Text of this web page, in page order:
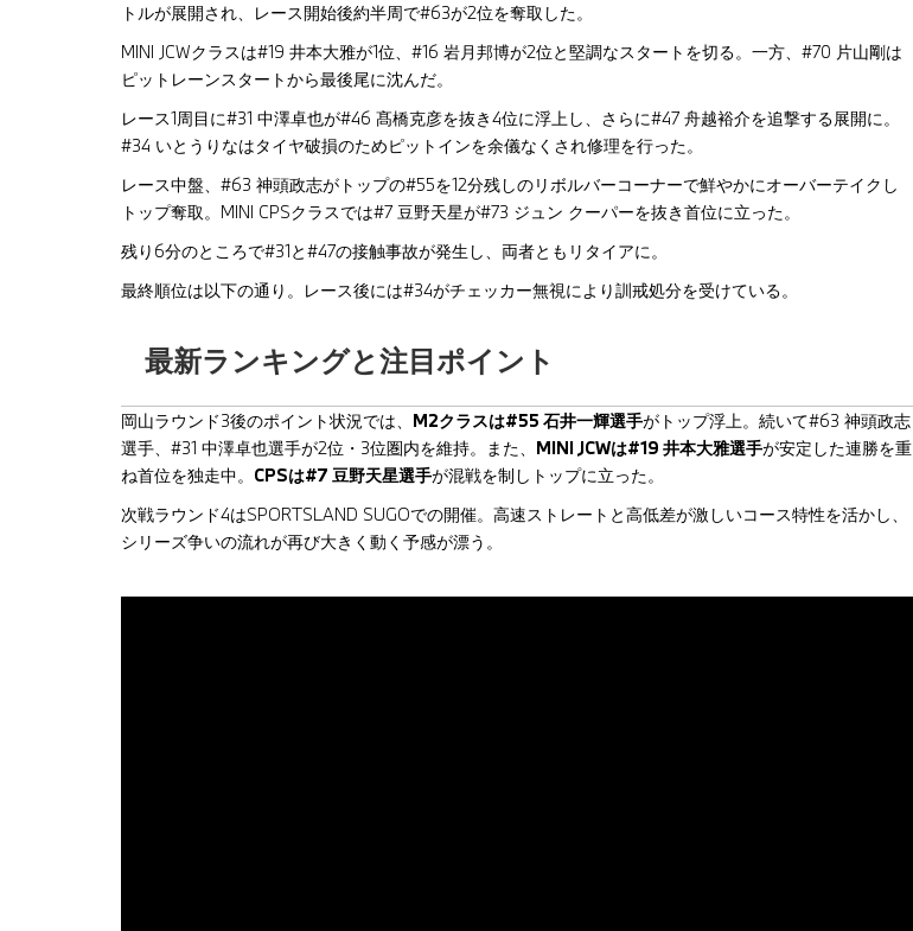
トルが展開され、レース開始後約半周で#63が2位を奪取した。
MINI JCWクラスは#19 井本大雅が1位、#16 岩月邦博が2位と堅調なスタートを切る。一方、#70 片山剛は
ピットレーンスタートから最後尾に沈んだ。
レース1周目に#31 中澤卓也が#46 髙橋克彦を抜き4位に浮上し、さらに#47 舟越裕介を追撃する展開に。
#34 いとうりなはタイヤ破損のためピットインを余儀なくされ修理を行った。
レース中盤、#63 神頭政志がトップの#55を12分残しのリボルバーコーナーで鮮やかにオーバーテイクし
トップ奪取。MINI CPSクラスでは#7 豆野天星が#73 ジュン クーパーを抜き首位に立った。
残り6分のところで#31と#47の接触事故が発生し、両者ともリタイアに。
最終順位は以下の通り。レース後には#34がチェッカー無視により訓戒処分を受けている。
最新ランキングと注目ポイント
岡山ラウンド3後のポイント状況では、 M2クラスは#55 石井一輝選手がトップ浮上。続いて#63 神頭政志
選手、#31 中澤卓也選手が2位・3位圏内を維持。また、 MINI JCWは#19 井本大雅選手が安定した連勝を重
ね首位を独走中。 CPSは#7 豆野天星選手が混戦を制しトップに立った。
次戦ラウンド4はSPORTSLAND SUGOでの開催。高速ストレートと高低差が激しいコース特性を活かし、
シリーズ争いの流れが再び大きく動く予感が漂う。